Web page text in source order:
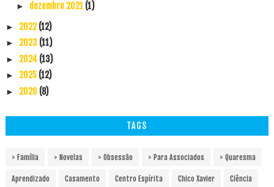
► dezembro 2021 (1)
► 2022(12)
► 2023 (11)
► 2024 (13)
► 2025 (12)
► 2026 (8)
TAGS
> Família > Novelas > Obsessão > Para Associados > Quaresma
Aprendizado Casamento Centro Espírita Chico Xavier Ciência